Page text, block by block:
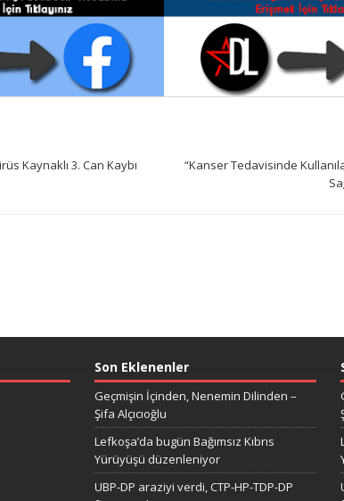
Kaynaklı 3. Can Kaybı
“Kanser Tedavisinde
Son Eklenenler
Geçmişin İçinden, Nenemin Dilinden –
Şifa Alçıcıoğlu
Lefkoşa’da bugün Bağımsız Kıbrıs
Yürüyüşü düzenleniyor
UBP-DP araziyi verdi, CTP-HP-TDP-DP